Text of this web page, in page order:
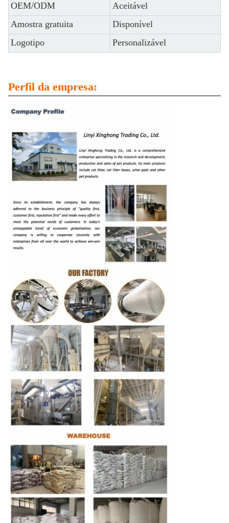
OEM/ODM
Aceitável
Amostra gratuita
Disponível
Logotipo
Personalizável
Perfil da empresa: